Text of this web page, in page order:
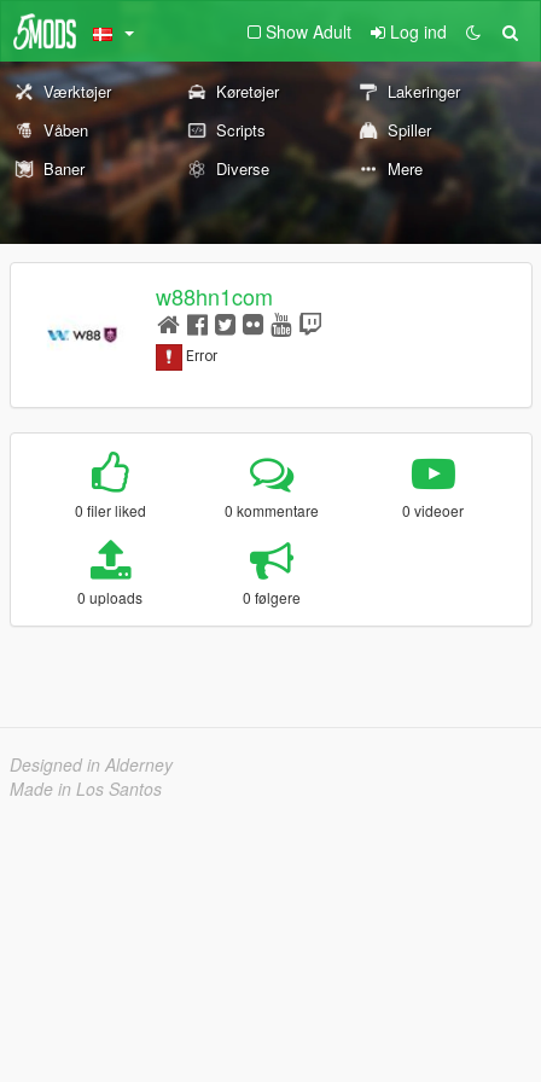
Show Adult Log ind
Værktøjer Køretøjer
Lakeringer
Våben
Scripts
Spiller
Baner
Diverse Mere
w88hn1com
0 filer liked 0 kommentare 0 videoer
0 uploads 0 følgere
Designed in Alderney
Made in Los Santos